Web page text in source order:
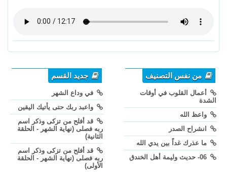
من نفس التصنيف
أعمال القلوب في أوقات
الشدة
واعظ الله
انشراح الصدر
ما عذرك غداً بين يدي الله
جديد القسم
في وداع الشهر
واعبد ربك حتى يأتيك اليقين
قد أفلح من تزكى وذكر اسم
ربه فصلى (نهاية الشهر - الحلقة
الثانية)
قد أفلح من تزكى وذكر اسم
ربه فصلى (نهاية الشهر - الحلقة
الأولى)